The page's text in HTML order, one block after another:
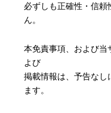
必ずしも正確性・信
ん。
本免責事項、および当
よび
掲載情報は、予告なし
ます。